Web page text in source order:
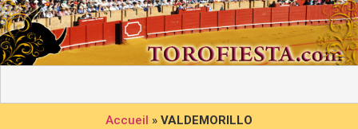
Accueil » VALDEMORILLO